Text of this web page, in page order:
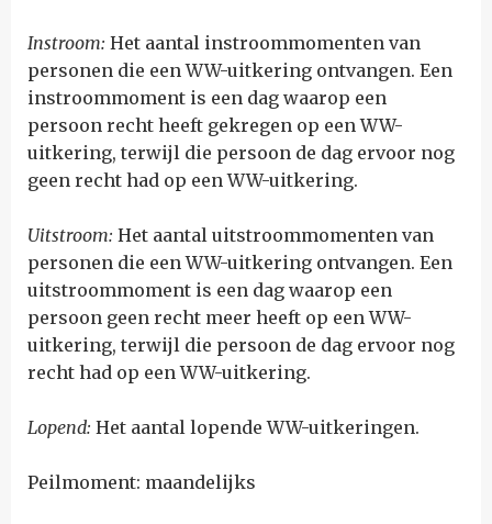
Instroom: Het aantal instroommomenten van
personen die een WW-uitkering ontvangen. Een
instroommoment is een dag waarop een
persoon recht heeft gekregen op een WW-
uitkering, terwijl die persoon de dag ervoor nog
geen recht had op een WW-uitkering.
Uitstroom: Het aantal uitstroommomenten van
personen die een WW-uitkering ontvangen. Een
uitstroommoment is een dag waarop een
persoon geen recht meer heeft op een WW-
uitkering, terwijl die persoon de dag ervoor nog
recht had op een WW-uitkering.
Lopend: Het aantal lopende WW-uitkeringen.
Peilmoment: maandelijks